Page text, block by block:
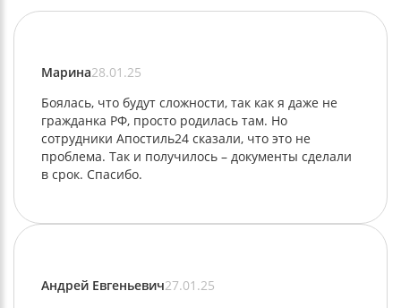
Марина28.01.25
Боялась, что будут сложности, так как я даже не
гражданка РФ, просто родилась там. Но
сотрудники Апостиль24 сказали, что это не
проблема. Так и получилось – документы сделали
в срок. Спасибо.
Андрей Евгеньевич27.01.25